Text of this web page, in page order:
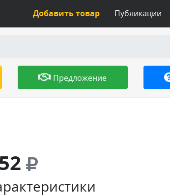
Публикации
Добавить товар
Предложение